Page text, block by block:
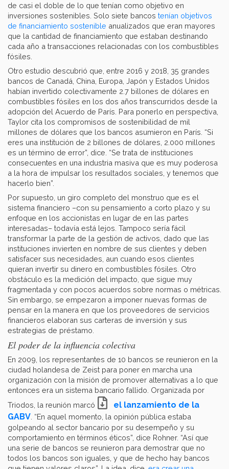
de casi el doble de lo que tenían como objetivo en
inversiones sostenibles. Solo siete bancos tenían objetivos
de financiamiento sostenible anualizados que eran mayores
que la cantidad de financiamiento que estaban destinando
cada año a transacciones relacionadas con los combustibles
fósiles.
Otro estudio descubrió que, entre 2016 y 2018, 35 grandes
bancos de Canadá, China, Europa, Japón y Estados Unidos
habían invertido colectivamente 2.7 billones de dólares en
combustibles fósiles en los dos años transcurridos desde la
adopción del Acuerdo de París. Para ponerlo en perspectiva,
Taylor cita los compromisos de sostenibilidad de mil
millones de dólares que los bancos asumieron en París. “Si
eres una institución de 2 billones de dólares, 2.000 millones
es un término de error”, dice. “Se trata de instituciones
consecuentes en una industria masiva que es muy poderosa
a la hora de impulsar los resultados sociales, y tenemos que
hacerlo bien”.
Por supuesto, un giro completo del monstruo que es el
sistema financiero –con su pensamiento a corto plazo y su
enfoque en los accionistas en lugar de en las partes
interesadas– todavía está lejos. Tampoco sería fácil
transformar la parte de la gestión de activos, dado que las
instituciones invierten en nombre de sus clientes y deben
satisfacer sus necesidades, aun cuando esos clientes
quieran invertir su dinero en combustibles fósiles. Otro
obstáculo es la medición del impacto, que sigue muy
fragmentada y con pocos acuerdos sobre normas o métricas.
Sin embargo, se empezaron a imponer nuevas formas de
pensar en la manera en que los proveedores de servicios
financieros elaboran sus carteras de inversión y sus
estrategias de préstamo.
El poder de la influencia colectiva
En 2009, los representantes de 10 bancos se reunieron en la
ciudad holandesa de Zeist para poner en marcha una
organización con la misión de promover alternativas a lo que
entonces era un sistema bancario fallido. Organizada por
Triodos, la reunión marcó
el lanzamiento de la
GABV . “En aquel momento, la opinión pública estaba
golpeando al sector bancario por su desempeño y su
comportamiento en términos éticos”, dice Rohner. “Así que
una serie de bancos se reunieron para demostrar que no
todos los bancos son iguales, y que de hecho hay bancos